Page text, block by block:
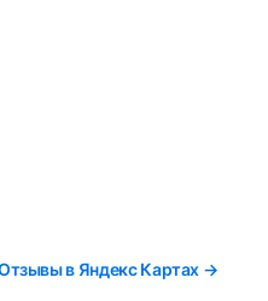
в Яндекс Картах →